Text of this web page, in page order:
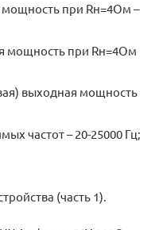
при Rн=4Ом –
мощность при Rн=4Ом
выходная мощность
частот – 20-25000 Гц;
(часть 1).